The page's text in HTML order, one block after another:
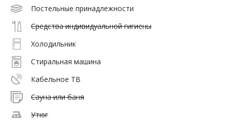
Постельные принадлежности
Средства индивидуальной гигиены
Холодильник
Стиральная машина
Кабельное ТВ
Сауна или баня
Утюг